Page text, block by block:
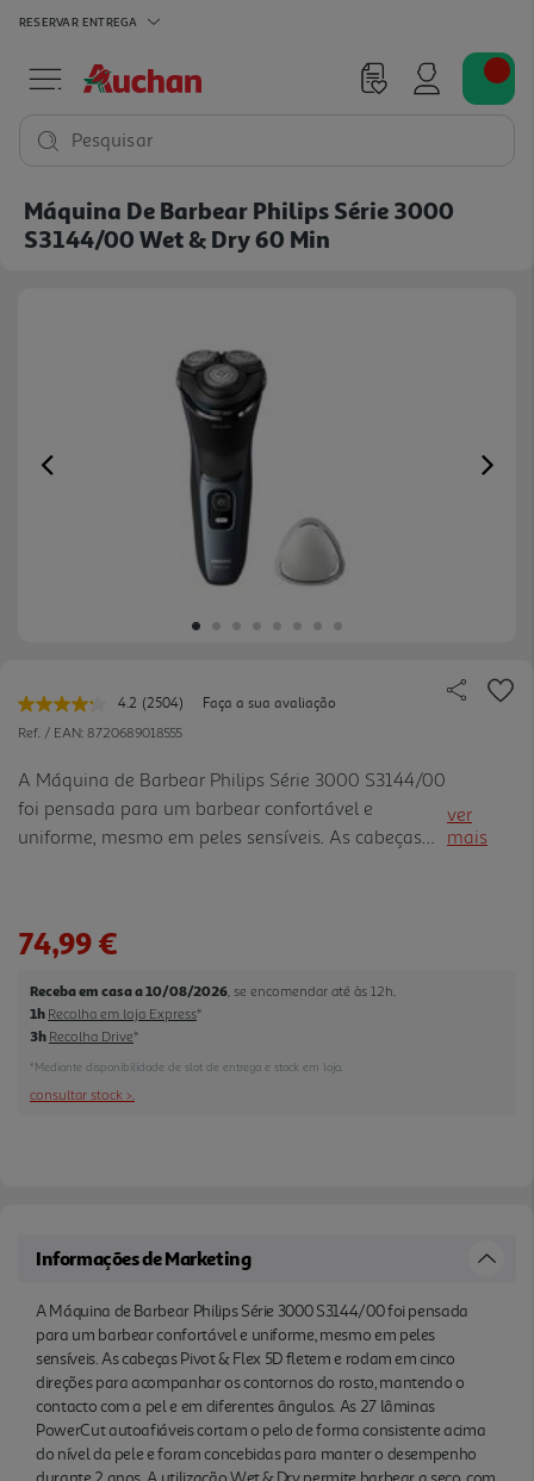
RESERVAR ENTREGA
Pesquisar
Máquina De Barbear Philips Série 3000
S3144/00 Wet & Dry 60 Min
Previous
4.2 Leu
2504
Link
para
a
página.
(2504)
Faça a sua avaliação
Ref. / EAN: 8720689018555
A Máquina de Barbear Philips Série 3000 S3144/00
foi pensada para um barbear confortável e
uniforme, mesmo em peles sensíveis. As cabeças
ângulos. As 27 lâminas PowerCut autoafiáveis
cortam o pelo de forma consistente acima do nível
da pele e foram concebidas para manter o
desempenho durante 2 anos. A utilização Wet &
Dry permite barbear a seco, com espuma ou gel, e
até no d uche. A bateria de iões de lítio oferece até
proteção, tornando a rotina mais prática em casa
ver
mais
74,99 €
Receba em casa a 10/08/2026, se encomendar até às 12h.
1h Recolha em loja Express*
3h Recolha Drive*
*Mediante disponibilidade de slot de entrega e stock em loja.
consultar stock >.
Informações de Marketing
A Máquina de Barbear Philips Série 3000 S3144/00 foi pensada
para um barbear confortável e uniforme, mesmo em peles
sensíveis. As cabeças Pivot & Flex 5D fletem e rodam em cinco
direções para acompanhar os contornos do rosto, mantendo o
contacto com a pel e em diferentes ângulos. As 27 lâminas
PowerCut autoafiáveis cortam o pelo de forma consistente acima
do nível da pele e foram concebidas para manter o desempenho